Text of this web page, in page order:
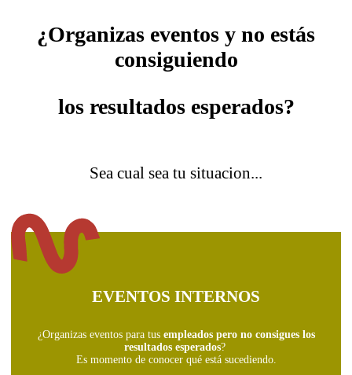
¿Organizas eventos y no estás
consiguiendo
los resultados esperados?
Sea cual sea tu situacion...
EVENTOS INTERNOS
¿Organizas eventos para tus empleados pero no consigues los
resultados esperados?
Es momento de conocer qué está sucediendo.